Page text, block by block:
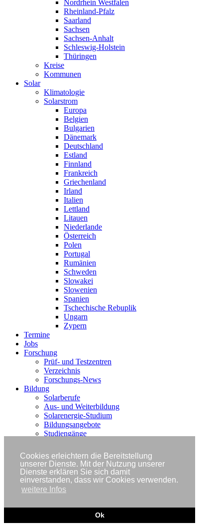
Cookies erleichtern die Bereitstellung
unserer Dienste. Mit der Nutzung unserer
Dienste erklären Sie sich damit
einverstanden, dass wir Cookies verwenden.
weitere Infos
Ok
Nordrhein Westfalen
Rheinland-Pfalz
Saarland
Sachsen
Sachsen-Anhalt
Schleswig-Holstein
Thüringen
Kreise
Kommunen
Solar
Klimatologie
Solarstrom
Europa
Belgien
Bulgarien
Dänemark
Deutschland
Estland
Finnland
Frankreich
Griechenland
Irland
Italien
Lettland
Litauen
Niederlande
Österreich
Polen
Portugal
Rumänien
Schweden
Slowakei
Slowenien
Spanien
Tschechische Rebuplik
Ungarn
Zypern
Termine
Jobs
Forschung
Prüf- und Testzentren
Verzeichnis
Forschungs-News
Bildung
Solarberufe
Aus- und Weiterbildung
Solarenergie-Studium
Bildungsangebote
Studiengänge